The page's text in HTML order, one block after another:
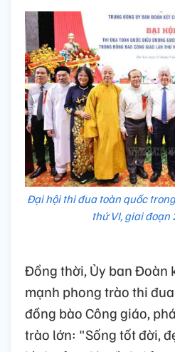
Đại hội thi đua toàn quốc
thứ VI, giai
Đồng thời, Ủy ban Đoàn
mạnh phong trào thi
đồng bào Công giáo,
trào lớn: "Sống tốt đời,